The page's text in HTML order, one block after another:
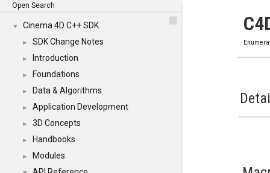
Open Search
▼ Cinema 4D C++ SDK
► SDK Change Notes
► Introduction
► Foundations
► Data & Algorithms
► Application Development
► 3D Concepts
► Handbooks
► Modules